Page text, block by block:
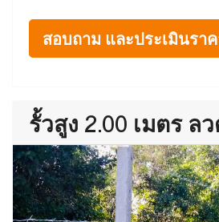
สอบถาม และประเมินรา
รั้วสูง 2.00 เมตร ล